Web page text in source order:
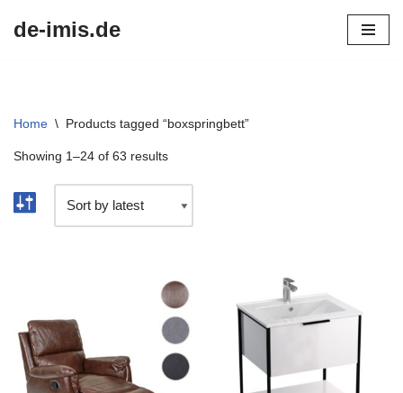
de-imis.de
Home \ Products tagged “boxspringbett”
Showing 1–24 of 63 results